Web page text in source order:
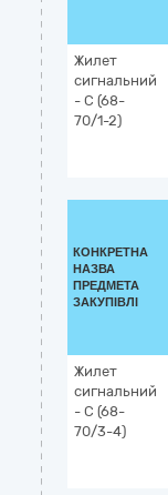
Жилет
сигнальний
- С (68-
70/1-2)
КОНКРЕТНА
НАЗВА
ПРЕДМЕТА
ЗАКУПІВЛІ
Жилет
сигнальний
- С (68-
70/3-4)